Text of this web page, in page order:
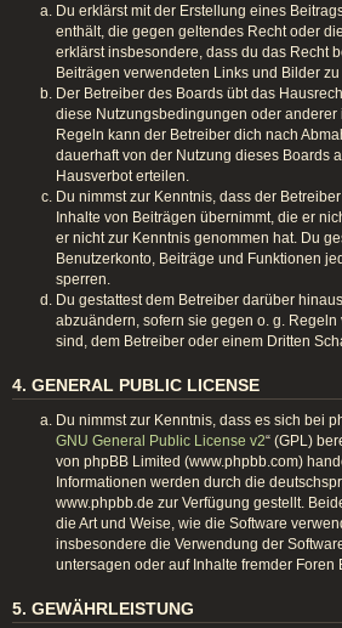
Du erklärst mit der Erstellung eines
enthält, die gegen geltendes Recht oder
erklärst insbesondere, dass du das Recht
Beiträgen verwendeten Links und Bilder
Der Betreiber des Boards übt das
diese Nutzungsbedingungen oder anderer
Regeln kann der Betreiber dich nach
dauerhaft von der Nutzung dieses Boards
Hausverbot erteilen.
Du nimmst zur Kenntnis, dass der
Inhalte von Beiträgen übernimmt, die er
er nicht zur Kenntnis genommen hat. Du
Benutzerkonto, Beiträge und Funktionen
sperren.
Du gestattest dem Betreiber darüber
abzuändern, sofern sie gegen o. g.
sind, dem Betreiber oder einem Dritten
4. GENERAL PUBLIC LICENSE
Du nimmst zur Kenntnis, dass es sich bei
GNU General Public License v2“ (GPL)
von phpBB Limited (www.phpbb.com)
Informationen werden durch die
www.phpbb.de zur Verfügung gestellt.
die Art und Weise, wie die Software
insbesondere die Verwendung der
untersagen oder auf Inhalte fremder Foren
5. GEWÄHRLEISTUNG